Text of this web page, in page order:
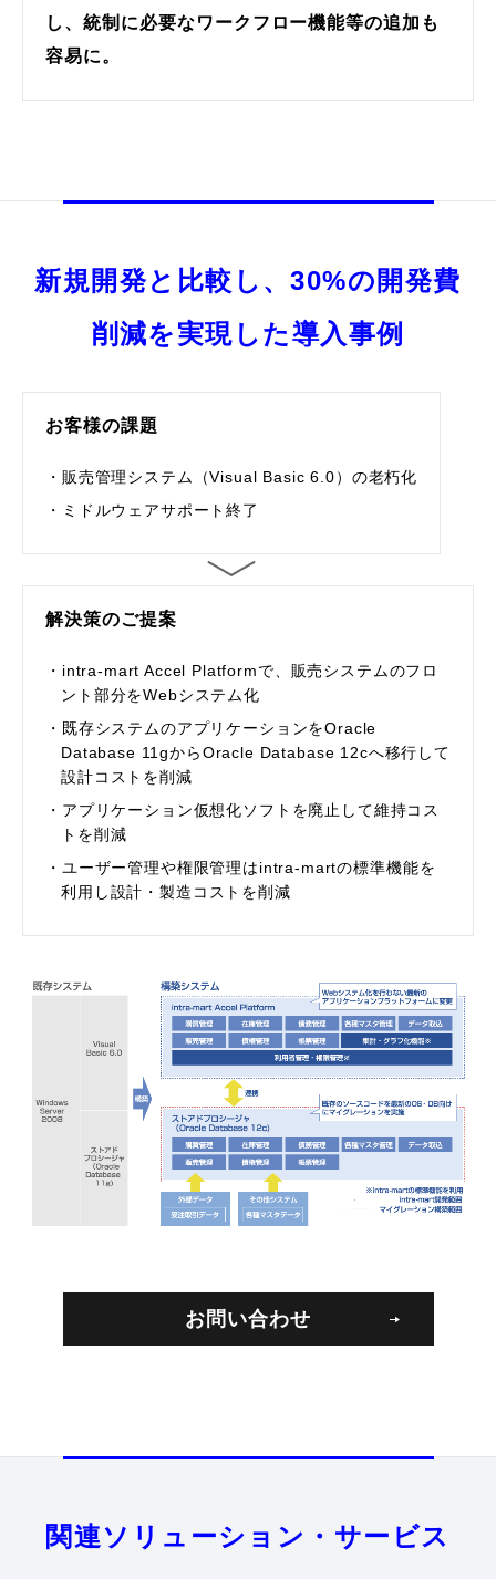
し、統制に必要なワークフロー機能等の追加も
容易に。
新規開発と比較し、30%の開発費
削減を実現した導入事例
お客様の課題
・販売管理システム（Visual Basic 6.0）の老朽化
・ミドルウェアサポート終了
解決策のご提案
・intra-mart Accel Platformで、販売システムのフロ
ント部分をWebシステム化
・既存システムのアプリケーションをOracle
Database 11gからOracle Database 12cへ移行して
設計コストを削減
・アプリケーション仮想化ソフトを廃止して維持コス
トを削減
・ユーザー管理や権限管理はintra-martの標準機能を
利用し設計・製造コストを削減
お問い合わせ
関連ソリューション・サービス